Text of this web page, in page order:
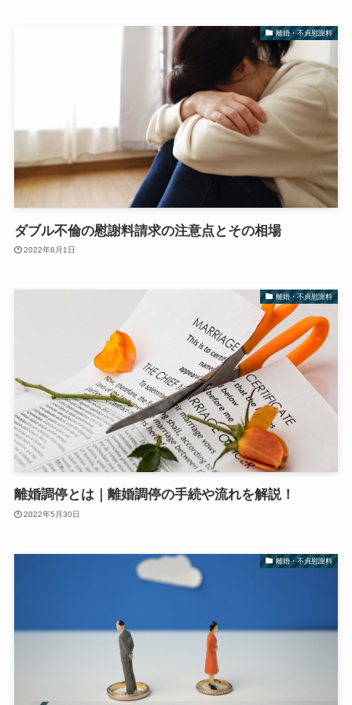
離婚・不貞慰謝料
ダブル不倫の慰謝料請求の注意点とその相場
2022年6月1日
離婚・不貞慰謝料
離婚調停とは｜離婚調停の手続や流れを解説！
2022年5月30日
離婚・不貞慰謝料